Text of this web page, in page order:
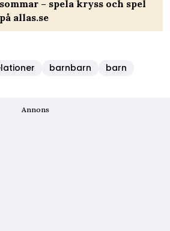
sommar – spela kryss och spel
på allas.se
barnbarn barn
Annons